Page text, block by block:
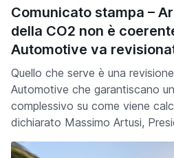
Comunicato stampa –
della CO2 non è
Automotive va
Quello che serve è una
Automotive che garantiscano
complessivo su come viene
dichiarato Massimo Artusi,